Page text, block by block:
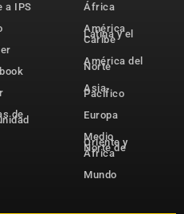
a IPS
de
África
América
Latina y el
Caribe
América del
Norte
Asia-
Pacífico
Europa
Medio
Oriente y
Norte de
África
Mundo